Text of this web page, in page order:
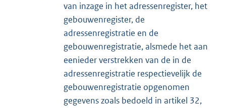
van inzage in het adressenregister, het
gebouwenregister, de
adressenregistratie en de
gebouwenregistratie, alsmede het aan
eenieder verstrekken van de in de
adressenregistratie respectievelijk de
gebouwenregistratie opgenomen
gegevens zoals bedoeld in artikel 32,